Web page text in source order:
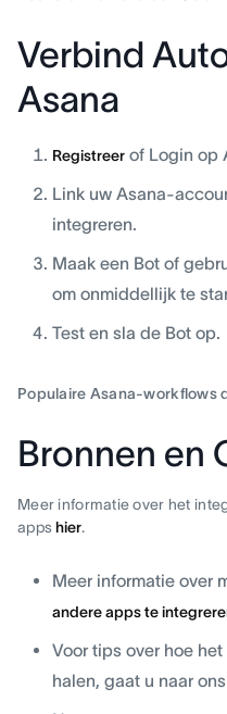
Verbind
Asana
Registreer of Login op
Link uw Asana-
integreren.
Maak een Bot of
om onmiddellijk te
Test en sla de Bot op.
Populaire Asana-workflows
Bronnen en
Meer informatie over het
appshier.
Meer informatie over
andere apps te
Voor tips over hoe
halen, gaat u naar ons